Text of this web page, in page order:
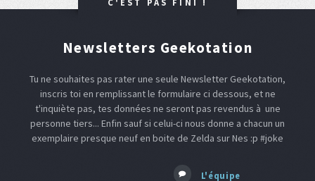
C'EST PAS FINI !
Newsletters Geekotation
Tu ne souhaites pas rater une seule Newsletter Geekotation,
inscris toi en remplissant le formulaire ci dessous, et ne
t'inquiète pas, tes données ne seront pas revendus à une
personne tiers... Enfin sauf si celui-ci nous donne a chacun un
exemplaire presque neuf en boite de Zelda sur Nes :p #joke
L'équipe